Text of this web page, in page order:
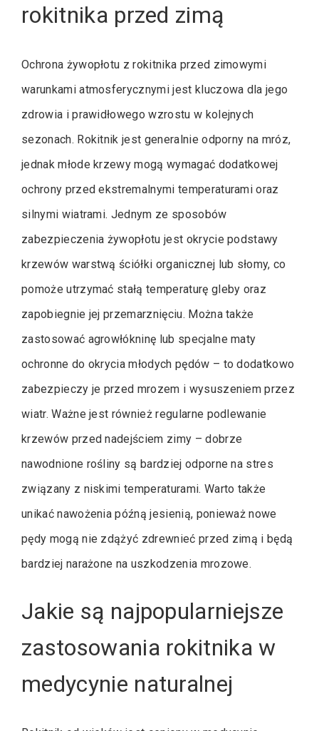
rokitnika przed zimą
Ochrona żywopłotu z rokitnika przed zimowymi
warunkami atmosferycznymi jest kluczowa dla jego
zdrowia i prawidłowego wzrostu w kolejnych
sezonach. Rokitnik jest generalnie odporny na mróz,
jednak młode krzewy mogą wymagać dodatkowej
ochrony przed ekstremalnymi temperaturami oraz
silnymi wiatrami. Jednym ze sposobów
zabezpieczenia żywopłotu jest okrycie podstawy
krzewów warstwą ściółki organicznej lub słomy, co
pomoże utrzymać stałą temperaturę gleby oraz
zapobiegnie jej przemarznięciu. Można także
zastosować agrowłókninę lub specjalne maty
ochronne do okrycia młodych pędów – to dodatkowo
zabezpieczy je przed mrozem i wysuszeniem przez
wiatr. Ważne jest również regularne podlewanie
krzewów przed nadejściem zimy – dobrze
nawodnione rośliny są bardziej odporne na stres
związany z niskimi temperaturami. Warto także
unikać nawożenia późną jesienią, ponieważ nowe
pędy mogą nie zdążyć zdrewnieć przed zimą i będą
bardziej narażone na uszkodzenia mrozowe.
Jakie są najpopularniejsze
zastosowania rokitnika w
medycynie naturalnej